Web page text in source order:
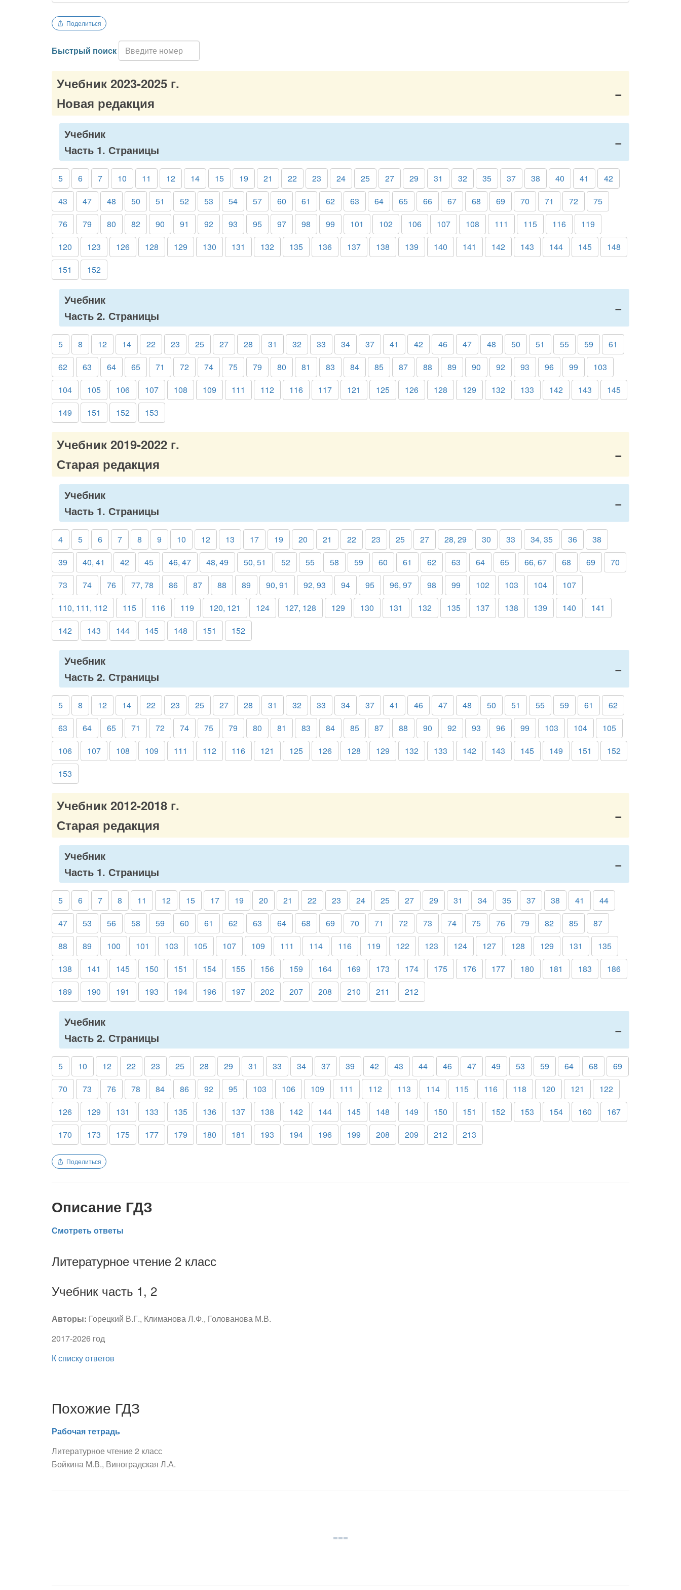
Поделиться
Быстрый поиск
Учебник 2023-2025 г.
Новая редакция
Учебник
Часть 1. Страницы
5 6 7 10 11 12 14 15 19 21 22 23 24 25 27 29 31 32 35 37 38 40 41
42
43
47 48 50 51 52 53 54 57 60 61 62 63 64 65 66 67 68 69 70 71 72
75
76
79 80 82 90 91 92 93 95 97 98 99 101 102 106 107 108 111 115 116
119
120
123 126 128 129 130 131 132 135 136 137 138 139 140 141 142 143 144 145
148
151
152
Учебник
Часть 2. Страницы
5 8 12 14 22 23 25 27 28 31 32 33 34 37 41 42 46 47 48 50 51 55 59
61
62
63 64 65 71 72 74 75 79 80 81 83 84 85 87 88 89 90 92 93 96 99
103
104
105 106 107 108 109 111 112 116 117 121 125 126 128 129 132 133 142 143
145
149
151 152 153
Учебник 2019-2022 г.
Старая редакция
Учебник
Часть 1. Страницы
4 5 6 7 8 9 10 12 13 17 19 20 21 22 23 25 27 28, 29 30 33 34, 35 36
38
39
40, 41 42 45 46, 47 48, 49 50, 51 52 55 58 59 60 61 62 63 64 65 66, 67 68 69
70
73
74 76 77, 78 86 87 88 89 90, 91 92, 93 94 95 96, 97 98 99 102 103 104
107
110, 111, 112
115 116 119 120, 121 124 127, 128 129 130 131 132 135 137 138 139 140
141
142
143 144 145 148 151 152
Учебник
Часть 2. Страницы
5 8 12 14 22 23 25 27 28 31 32 33 34 37 41 46 47 48 50 51 55 59 61
62
63
64 65 71 72 74 75 79 80 81 83 84 85 87 88 90 92 93 96 99 103 104
105
106
107 108 109 111 112 116 121 125 126 128 129 132 133 142 143 145 149 151
152
153
Учебник 2012-2018 г.
Старая редакция
Учебник
Часть 1. Страницы
5 6 7 8 11 12 15 17 19 20 21 22 23 24 25 27 29 31 34 35 37 38 41
44
47
53 56 58 59 60 61 62 63 64 68 69 70 71 72 73 74 75 76 79 82 85
87
88
89 100 101 103 105 107 109 111 114 116 119 122 123 124 127 128 129 131
135
138
141 145 150 151 154 155 156 159 164 169 173 174 175 176 177 180 181 183
186
189
190 191 193 194 196 197 202 207 208 210 211 212
Учебник
Часть 2. Страницы
5 10 12 22 23 25 28 29 31 33 34 37 39 42 43 44 46 47 49 53 59 64 68
69
70
73 76 78 84 86 92 95 103 106 109 111 112 113 114 115 116 118 120 121
122
126
129 131 133 135 136 137 138 142 144 145 148 149 150 151 152 153 154 160
167
170
173 175 177 179 180 181 193 194 196 199 208 209 212 213
Поделиться
Описание ГДЗ
Смотреть ответы
Литературное чтение 2 класс
Учебник часть 1, 2
Авторы: Горецкий В.Г., Климанова Л.Ф., Голованова М.В.
2017-2026 год
К списку ответов
Похожие ГДЗ
Рабочая тетрадь
Литературное чтение 2 класс
Бойкина М.В., Виноградская Л.А.